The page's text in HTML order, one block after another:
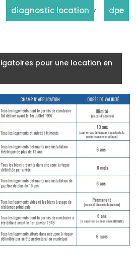
diagnostic location , dpe
pour une location en